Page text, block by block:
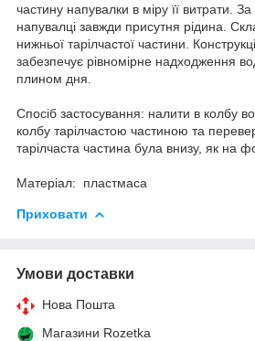
частину напувалки в міру її витрати.
напувалці завжди присутня рідина.
нижньої тарілчастої частини.
забезпечує рівномірне надходження
плином дня.
Спосіб застосування: налити в колбу
колбу тарілчастою частиною та
тарілчаста частина була внизу, як на
Матеріал: пластмаса
Приховати
Умови доставки
Нова Пошта
Магазини Rozetka